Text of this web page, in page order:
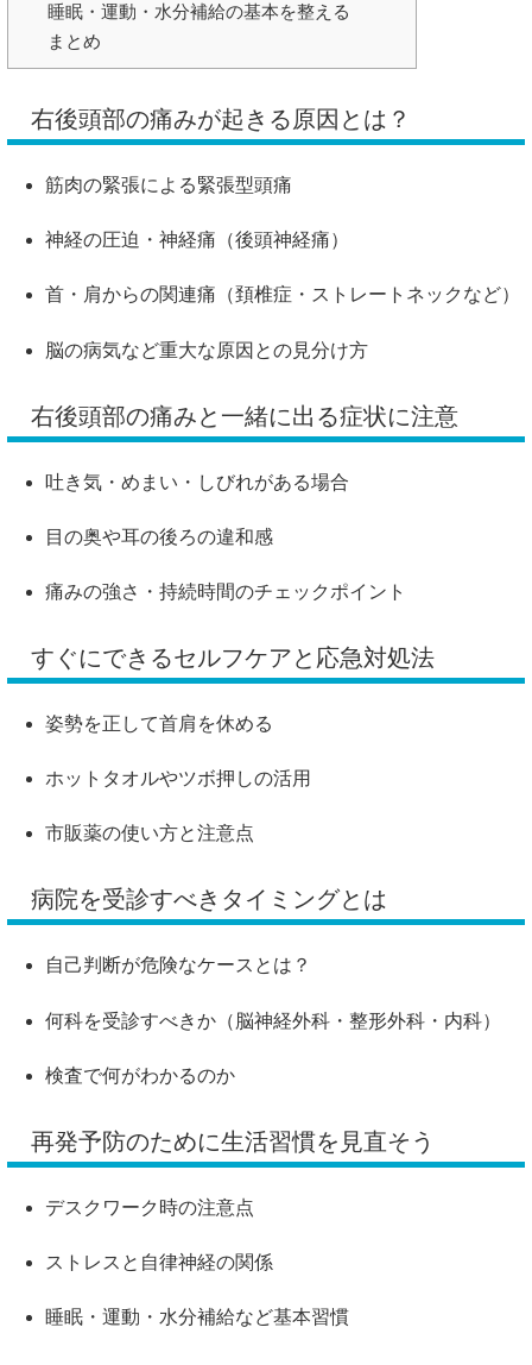
睡眠・運動・水分補給の基本を整える
まとめ
右後頭部の痛みが起きる原因とは？
筋肉の緊張による緊張型頭痛
神経の圧迫・神経痛（後頭神経痛）
首・肩からの関連痛（頚椎症・ストレートネックなど）
脳の病気など重大な原因との見分け方
右後頭部の痛みと一緒に出る症状に注意
吐き気・めまい・しびれがある場合
目の奥や耳の後ろの違和感
痛みの強さ・持続時間のチェックポイント
すぐにできるセルフケアと応急対処法
姿勢を正して首肩を休める
ホットタオルやツボ押しの活用
市販薬の使い方と注意点
病院を受診すべきタイミングとは
自己判断が危険なケースとは？
何科を受診すべきか（脳神経外科・整形外科・内科）
検査で何がわかるのか
再発予防のために生活習慣を見直そう
デスクワーク時の注意点
ストレスと自律神経の関係
睡眠・運動・水分補給など基本習慣